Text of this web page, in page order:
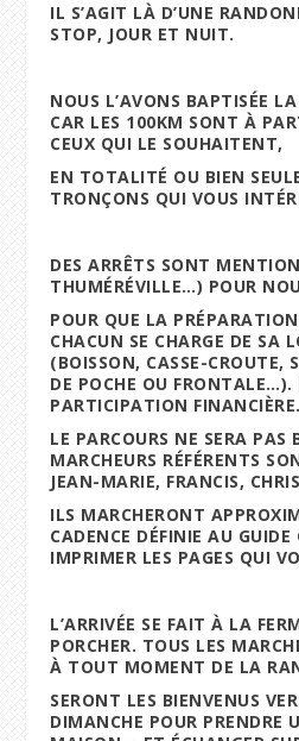
IL S’AGIT LÀ D’UNE
STOP, JOUR ET NUIT.
NOUS L’AVONS BAPTISÉE
CAR LES 100KM SONT À
CEUX QUI LE SOUHAITENT,
EN TOTALITÉ OU BIEN
TRONÇONS QUI VOUS
DES ARRÊTS SONT
THUMÉRÉVILLE…) POUR
POUR QUE LA
CHACUN SE CHARGE DE SA
(BOISSON, CASSE-CROUTE,
DE POCHE OU FRONTALE…).
PARTICIPATION FINANCIÈRE.
LE PARCOURS NE SERA PAS
MARCHEURS RÉFÉRENTS
JEAN-MARIE, FRANCIS,
ILS MARCHERONT
CADENCE DÉFINIE AU
IMPRIMER LES PAGES QUI
L’ARRIVÉE SE FAIT À LA
PORCHER. TOUS LES
À TOUT MOMENT DE LA
SERONT LES BIENVENUS
DIMANCHE POUR PRENDRE